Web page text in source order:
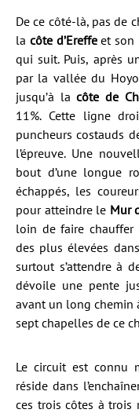
De ce côté-là, pas de
la côte d’Ereffeet son
qui suit. Puis, après
par la vallée du
jusqu’à lacôte de
11%. Cette ligne
puncheurs costauds
l’épreuve. Une
bout d’une longue
échappés, les
pour atteindre le Mur
loin de faire chauffer
des plus élevées
surtout s’attendre à
dévoile une pente
avant un long chemin
sept chapelles de ce
Le circuit est connu
réside dans
ces trois côtes à trois